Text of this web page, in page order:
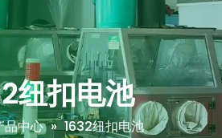
纽扣电池
品中心 » 1632纽扣电池